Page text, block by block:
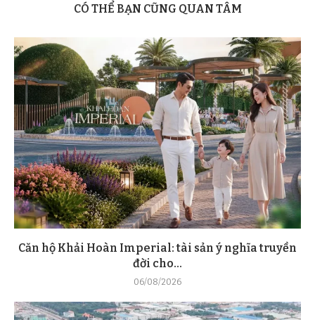
CÓ THỂ BẠN CŨNG QUAN TÂM
Căn hộ Khải Hoàn Imperial: tài sản ý nghĩa truyền
đời cho...
06/08/2026